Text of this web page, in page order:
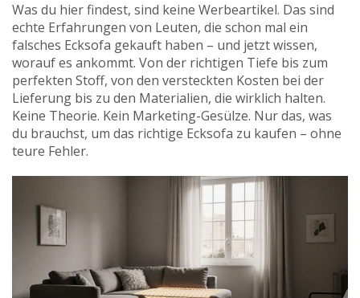
Was du hier findest, sind keine Werbeartikel. Das sind
echte Erfahrungen von Leuten, die schon mal ein
falsches Ecksofa gekauft haben – und jetzt wissen,
worauf es ankommt. Von der richtigen Tiefe bis zum
perfekten Stoff, von den versteckten Kosten bei der
Lieferung bis zu den Materialien, die wirklich halten.
Keine Theorie. Kein Marketing-Gesülze. Nur das, was
du brauchst, um das richtige Ecksofa zu kaufen – ohne
teure Fehler.